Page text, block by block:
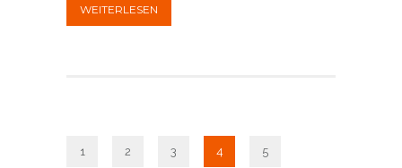
WEITERLESEN
1 2 3 4 5